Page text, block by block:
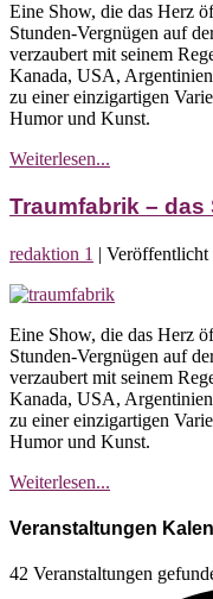
das
Showtheater
der
Phantasie
Eine Show, die das Herz
Stunden-Vergnügen auf
verzaubert mit seinem
Kanada, USA,
zu einer einzigartigen
Humor und Kunst.
Weiterlesen...
das
Showtheater
der
Phantasie
Traumfabrik –
redaktion 1 | Veröffentlicht
Traumfabrik
das
Showtheater
der
Phantasie
Eine Show, die das Herz
Stunden-Vergnügen auf
verzaubert mit seinem
Kanada, USA,
zu einer einzigartigen
Humor und Kunst.
Weiterlesen...
das
Showtheater
der
Phantasie
Veranstaltungen
42 Veranstaltungen